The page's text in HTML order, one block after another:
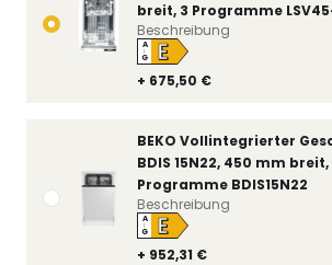
breit, 3 Programme
+ 675,50 €
A
↑
G E
Beschreibung
BEKO Vollintegrierter
BDIS 15N22, 450 mm breit,
Programme BDIS15N22
+ 952,31 €
A
↑
G E
Beschreibung